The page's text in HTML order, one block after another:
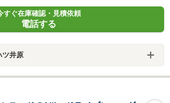
すぐ在庫確認・見積依頼
電話する
ツ井原